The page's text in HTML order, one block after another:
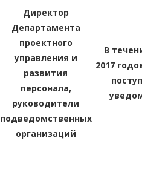
Директор
Департамента
проектного
управления и
развития
персонала,
руководители
подведомственных
организаций
В
2017